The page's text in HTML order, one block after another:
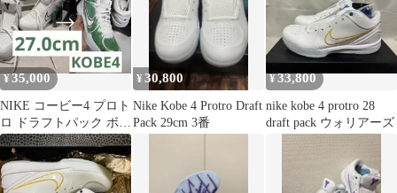
¥35,000
NIKE コービー4 プロト
ロ ドラフトパック ボス
トンセルティックス
27cm
¥30,800
Nike Kobe 4 Protro Draft
Pack 29cm 3番
¥33,800
nike kobe 4 protro 28
draft pack ウォリアーズ